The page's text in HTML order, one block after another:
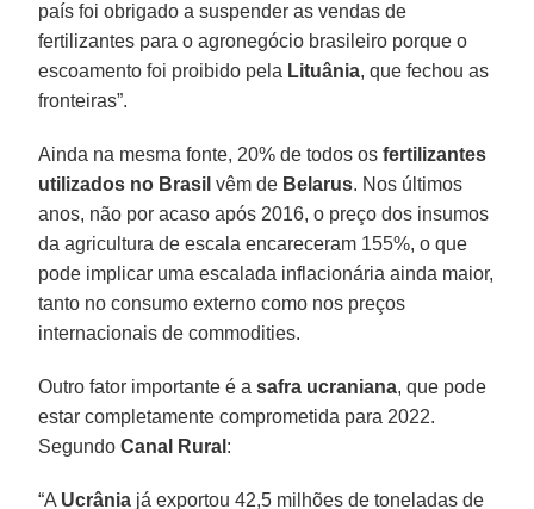
país foi obrigado a suspender as vendas de
fertilizantes para o agronegócio brasileiro porque o
escoamento foi proibido pela Lituânia, que fechou as
fronteiras”.
Ainda na mesma fonte, 20% de todos osfertilizantes
utilizados no Brasil vêm de Belarus. Nos últimos
anos, não por acaso após 2016, o preço dos insumos
da agricultura de escala encareceram 155%, o que
pode implicar uma escalada inflacionária ainda maior,
tanto no consumo externo como nos preços
internacionais de commodities.
Outro fator importante é asafra ucraniana, que pode
estar completamente comprometida para 2022.
SegundoCanal Rural :
“A Ucrânia já exportou 42,5 milhões de toneladas de